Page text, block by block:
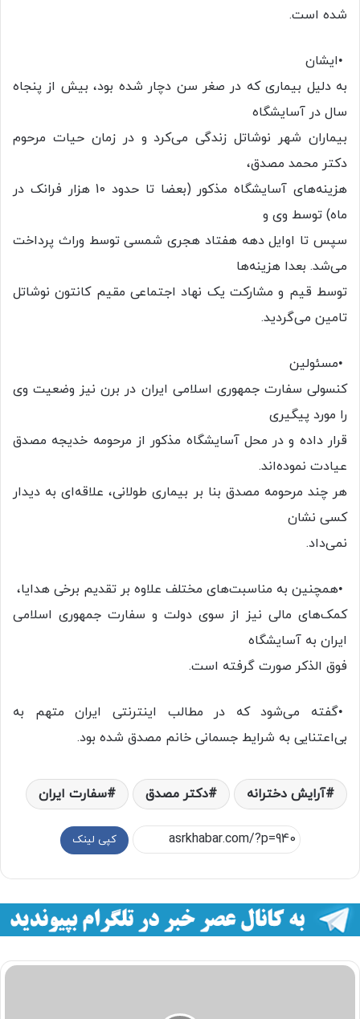
شده است.
•ایشان
به دلیل بیماری که در صغر سن دچار شده بود، بیش از پنجاه
سال در آسایشگاه
بیماران شهر نوشاتل زندگی می‌کرد و در زمان حیات مرحوم
دکتر محمد مصدق،
هزینه‌های آسایشگاه مذکور (بعضا تا حدود 10 هزار فرانک در
ماه) توسط وی و
سپس تا اوایل دهه هفتاد هجری شمسی توسط وراث پرداخت
می‌شد. بعدا هزینه‌ها
توسط قیم و مشارکت یک نهاد اجتماعی مقیم کانتون نوشاتل
تامین می‌گردید.
•مسئولین
کنسولی سفارت جمهوری اسلامی ایران در برن نیز وضعیت وی
را مورد پیگیری
قرار داده و در محل آسایشگاه مذکور از مرحومه خدیجه مصدق
عیادت نموده‌اند.
هر چند مرحومه مصدق بنا بر بیماری طولانی، علاقه‌ای به دیدار
کسی نشان
نمی‌داد.
•همچنین به مناسبت‌های مختلف علاوه بر تقدیم برخی هدایا،
کمک‌های مالی نیز از سوی دولت و سفارت جمهوری اسلامی
ایران به آسایشگاه
فوق الذکر صورت گرفته است.
•گفته می‌شود که در مطالب اینترنتی ایران متهم به
بی‌اعتنایی به شرایط جسمانی خانم مصدق شده بود.
آرایش دخترانه دکتر مصدق سفارت ایران
کپی لینک